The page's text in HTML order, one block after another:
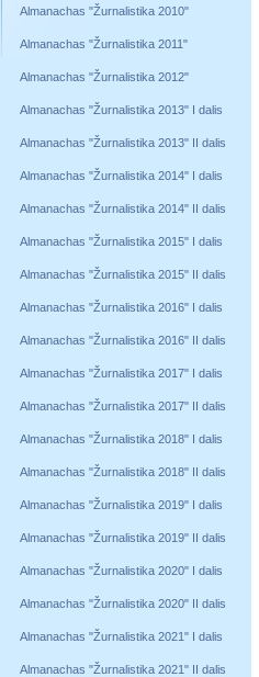
Almanachas "Žurnalistika 2010"
Almanachas "Žurnalistika 2011"
Almanachas "Žurnalistika 2012"
Almanachas "Žurnalistika 2013" I dalis
Almanachas "Žurnalistika 2013" II dalis
Almanachas "Žurnalistika 2014" I dalis
Almanachas "Žurnalistika 2014" II dalis
Almanachas "Žurnalistika 2015" I dalis
Almanachas "Žurnalistika 2015" II dalis
Almanachas "Žurnalistika 2016" I dalis
Almanachas "Žurnalistika 2016" II dalis
Almanachas "Žurnalistika 2017" I dalis
Almanachas "Žurnalistika 2017" II dalis
Almanachas "Žurnalistika 2018" I dalis
Almanachas "Žurnalistika 2018" II dalis
Almanachas "Žurnalistika 2019" I dalis
Almanachas "Žurnalistika 2019" II dalis
Almanachas "Žurnalistika 2020" I dalis
Almanachas "Žurnalistika 2020" II dalis
Almanachas "Žurnalistika 2021" I dalis
Almanachas "Žurnalistika 2021" II dalis